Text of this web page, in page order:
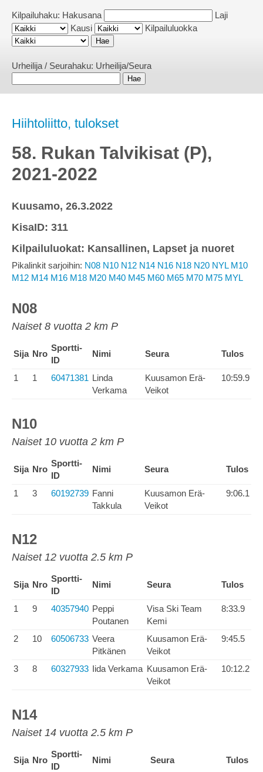
Kilpailuhaku: Hakusana
Laji
Kausi
Kilpailuluokka
Urheilija / Seurahaku: Urheilija/Seura
Hiihtoliitto, tulokset
58. Rukan Talvikisat (P),
2021-2022
Kuusamo, 26.3.2022
KisaID: 311
Kilpailuluokat: Kansallinen, Lapset ja nuoret
Pikalinkit sarjoihin: N08 N10 N12 N14 N16 N18 N20 NYL M10
M12 M14 M16 M18 M20 M40 M45 M60 M65 M70 M75 MYL
N08
Naiset 8 vuotta 2 km P
Sija Nro
Sportti-
ID
Nimi Seura Tulos
1 1 60471381 Linda
Verkama
Kuusamon Erä-
Veikot
10:59.9
N10
Naiset 10 vuotta 2 km P
Sija Nro
Sportti-
ID
Nimi Seura Tulos
1 3 60192739 Fanni
Takkula
Kuusamon Erä-
Veikot
9:06.1
N12
Naiset 12 vuotta 2.5 km P
Sija Nro
Sportti-
ID
Nimi Seura Tulos
1 9 40357940 Peppi
Poutanen
Visa Ski Team
Kemi
8:33.9
2 10 60506733 Veera
Pitkänen
Kuusamon Erä-
Veikot
9:45.5
3 8 60327933 Iida Verkama Kuusamon Erä-
Veikot
10:12.2
N14
Naiset 14 vuotta 2.5 km P
Sija Nro
Sportti-
ID
Nimi Seura Tulos